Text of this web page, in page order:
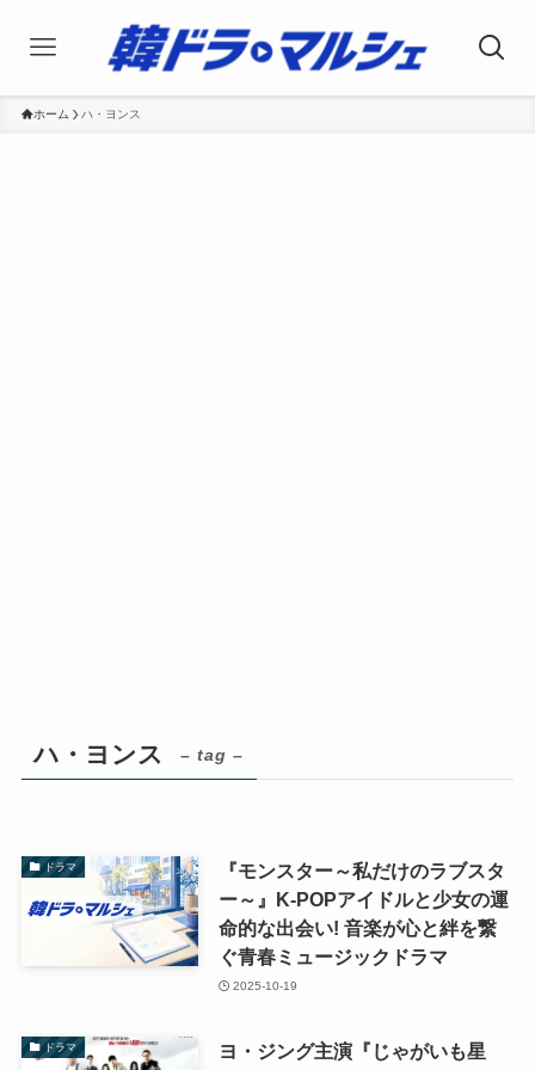
ホーム ハ・ヨンス
ハ・ヨンス – tag –
ドラマ
『モンスター～私だけのラブスタ
ー～』K-POPアイドルと少女の運
命的な出会い! 音楽が心と絆を繋
ぐ青春ミュージックドラマ
2025-10-19
ドラマ
ヨ・ジング主演『じゃがいも星